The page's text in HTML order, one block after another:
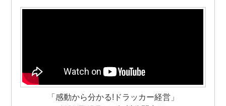
「感動から分かる!ドラッカー経営」